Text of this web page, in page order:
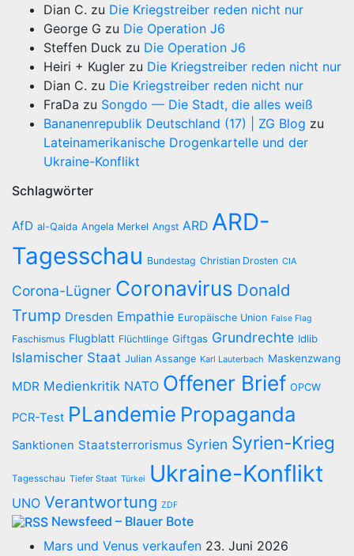
Dian C. zu Die Kriegstreiber reden nicht nur
George G zu Die Operation J6
Steffen Duck zu Die Operation J6
Heiri + Kugler zu Die Kriegstreiber reden nicht nur
Dian C. zu Die Kriegstreiber reden nicht nur
FraDa zu Songdo — Die Stadt, die alles weiß
Bananenrepublik Deutschland (17) | ZG Blog zu
Lateinamerikanische Drogenkartelle und der
Ukraine-Konflikt
Schlagwörter
AfD al-Qaida Angela Merkel Angst ARD ARD-
Tagesschau Bundestag Christian Drosten CIA
Corona-Lügner Coronavirus Donald
Trump Dresden Empathie Europäische Union False Flag
Faschismus Flugblatt Flüchtlinge Giftgas Grundrechte Idlib
Islamischer Staat Julian Assange Karl Lauterbach Maskenzwang
MDR Medienkritik NATO Offener Brief OPCW
PCR-Test PLandemie Propaganda
Sanktionen Staatsterrorismus Syrien Syrien-Krieg
Tagesschau Tiefer Staat Türkei Ukraine-Konflikt
UNO Verantwortung ZDF
Newsfeed – Blauer Bote
Mars und Venus verkaufen 23. Juni 2026